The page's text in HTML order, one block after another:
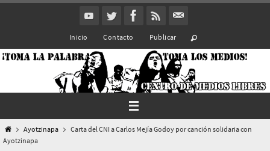
Inicio Contacto Publicar
InicioAyotzinapa
Carta del CNI a Carlos Mejía Godoy por canción solidaria con
Ayotzinapa